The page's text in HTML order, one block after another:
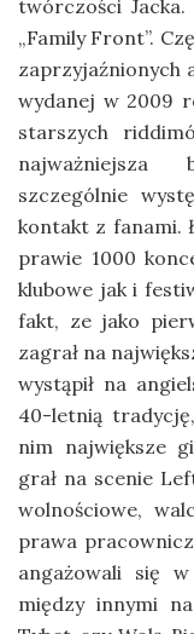
twórczości Jacka.
„Family Front”.
zaprzyjaźnionych
wydanej w 2009
starszych
najważniejsza
szczególnie
kontakt z fanami.
prawie 1000
klubowe jak i
fakt, ze jako
zagrał na
wystąpił na
40-letnią
nim największe
grał na scenie
wolnościowe,
prawa
angażowali się
między innymi